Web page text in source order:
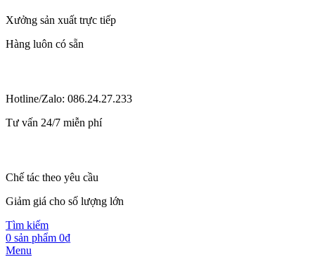
Xưởng sản xuất trực tiếp
Hàng luôn có sẵn
Hotline/Zalo: 086.24.27.233
Tư vấn 24/7 miễn phí
Chế tác theo yêu cầu
Giảm giá cho số lượng lớn
Tìm kiếm
0 sản phẩm 0₫
Menu